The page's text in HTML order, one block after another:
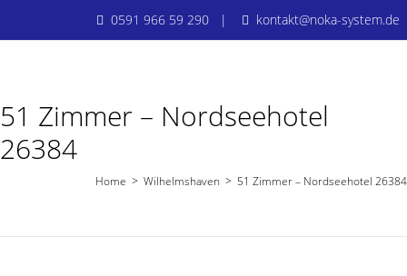
0591 966 59 290 | kontakt@noka-system.de
51 Zimmer – Nordseehotel
26384
Home > Wilhelmshaven > 51 Zimmer – Nordseehotel 26384